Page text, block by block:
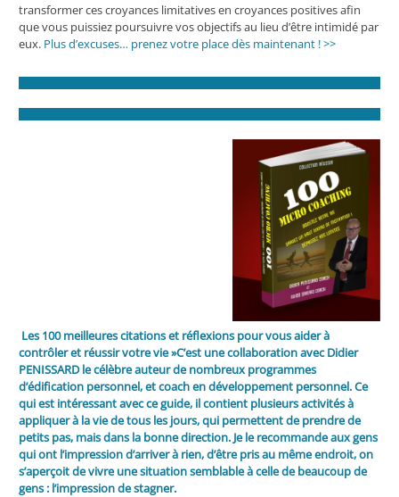
transformer ces croyances limitatives en croyances positives afin
que vous puissiez poursuivre vos objectifs au lieu d’être intimidé par
eux. Plus d’excuses… prenez votre place dès maintenant ! >>
Les 100 meilleures citations et réflexions pour vous aider à
contrôler et réussir votre vie »C’est une collaboration avec Didier
PENISSARD le célèbre auteur de nombreux programmes
d’édification personnel, et coach en développement personnel.Ce
qui est intéressant avec ce guide, il contient plusieurs activités à
appliquer à la vie de tous les jours, qui permettent de prendre de
petits pas, mais dans la bonne direction. Je le recommande aux gens
qui ont l’impression d’arriver à rien, d’être pris au même endroit, on
s’aperçoit de vivre une situation semblable à celle de beaucoup de
gens : l’impression de stagner.